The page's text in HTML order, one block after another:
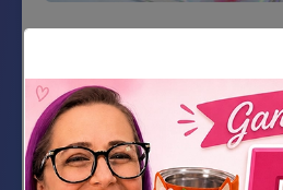
Material Necessário
Impressão dos moldes